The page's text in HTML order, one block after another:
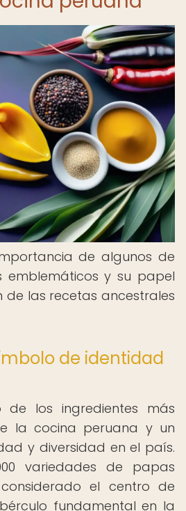
de algunos de
emblemáticos y su papel
de las recetas ancestrales
de identidad
los ingredientes más
la cocina peruana y un
y diversidad en el país.
variedades de papas
el centro de
fundamental en la